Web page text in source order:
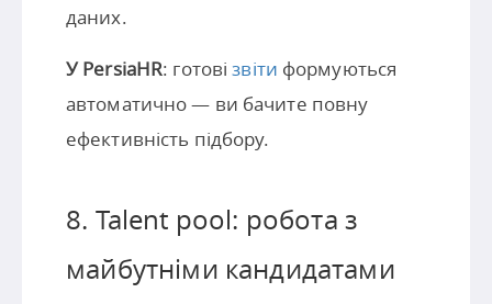
даних.
У PersiaHR: готовізвіти формуються
автоматично — ви бачите повну
ефективність підбору.
8. Talent pool: робота з
майбутніми кандидатами